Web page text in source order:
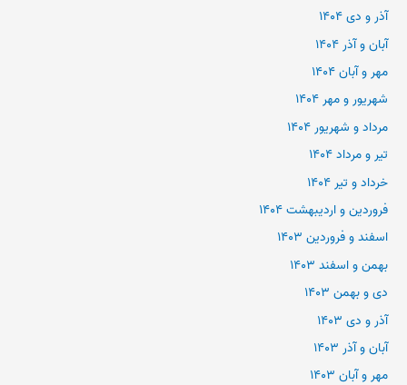
آذر و دی ۱۴۰۴
آبان و آذر ۱۴۰۴
مهر و آبان ۱۴۰۴
شهریور و مهر ۱۴۰۴
مرداد و شهریور ۱۴۰۴
تیر و مرداد ۱۴۰۴
خرداد و تیر ۱۴۰۴
فروردین و اردیبهشت ۱۴۰۴
اسفند و فروردین ۱۴۰۳
بهمن و اسفند ۱۴۰۳
دی و بهمن ۱۴۰۳
آذر و دی ۱۴۰۳
آبان و آذر ۱۴۰۳
مهر و آبان ۱۴۰۳